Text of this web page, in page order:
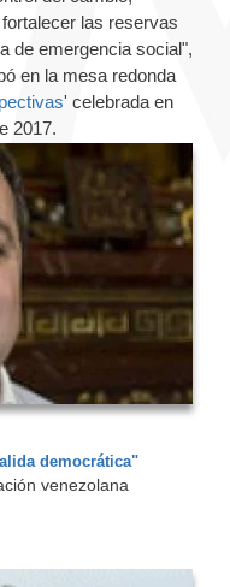
las reservas
de emergencia social",
en la mesa redonda
' celebrada en
2017.
democrática"
venezolana